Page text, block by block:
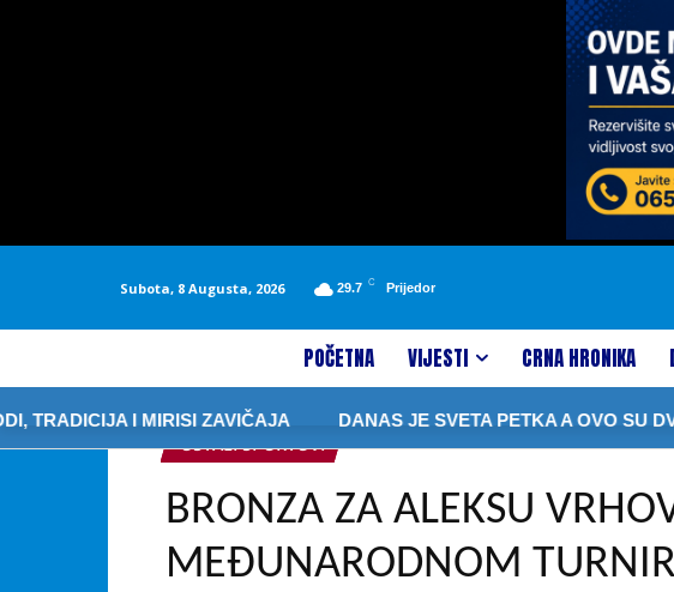
Subota, 8 Augusta, 2026 29.7 C Prijedor
POČETNA VIJESTI CRNA HRONIKA
I MIRISI ZAVIČAJA DANAS JE SVETA PETKA A OVO SU DVIJE
OSTALI SPORTOVI
BRONZA ZA ALEKSU
MEĐUNARODNOM